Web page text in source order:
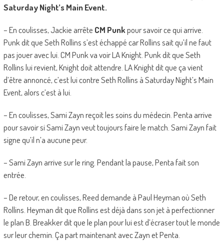
Saturday Night’s Main Event.
– En coulisses, Jackie arrête CM Punkpour savoir ce qui arrive.
Punk dit que Seth Rollins s’est échappé car Rollins sait qu’il ne faut
pas jouer avec lui. CM Punk va voir LA Knight. Punk dit que Seth
Rollins lui revient, Knight doit attendre. LA Knight dit que ça vient
d’être annoncé, c’est lui contre Seth Rollins à Saturday Night’s Main
Event, alors c’est à lui.
– En coulisses, Sami Zayn reçoit les soins du médecin. Penta arrive
pour savoir si Sami Zayn veut toujours faire le match. Sami Zayn fait
signe qu’il n’a aucune peur.
– Sami Zayn arrive sur le ring. Pendant la pause, Penta fait son
entrée.
– De retour, en coulisses, Reed demande à Paul Heyman où Seth
Rollins. Heyman dit que Rollins est déjà dans son jet à perfectionner
le plan B. Breakker dit que le plan pour lui est d’écraser tout le monde
sur leur chemin. Ça part maintenant avec Zayn et Penta.